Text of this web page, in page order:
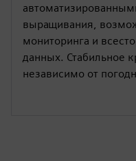
выращивания,
мониторинга и
данных. Стабильное
независимо от